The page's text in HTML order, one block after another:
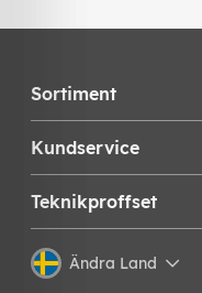
Sortiment
Kundservice
Teknikproffset
Ändra Land